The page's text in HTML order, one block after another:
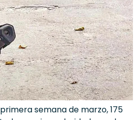
semana de marzo, 175